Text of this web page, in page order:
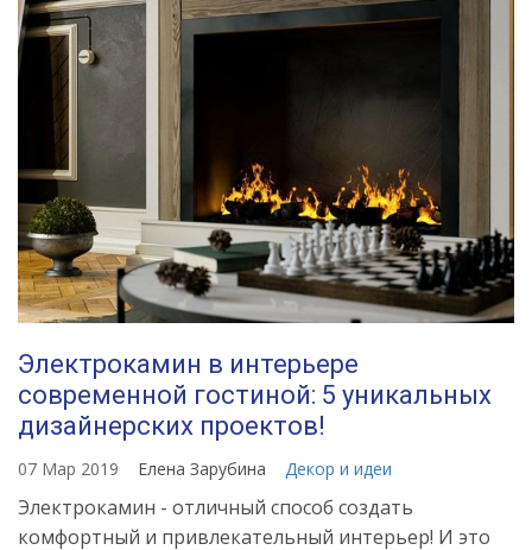
Электрокамин в интерьере
современной гостиной: 5 уникальных
дизайнерских проектов!
07 Мар 2019 Елена Зарубина Декор и идеи
Электрокамин - отличный способ создать
комфортный и привлекательный интерьер! И это